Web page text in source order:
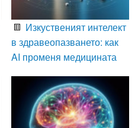
Изкуственият интелект
в здравеопазването: как
AI променя медицината